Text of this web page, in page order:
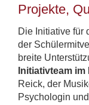
Projekte,
Die Initiative für
der
breite
Initiativteam
Reick, der
Psychologin